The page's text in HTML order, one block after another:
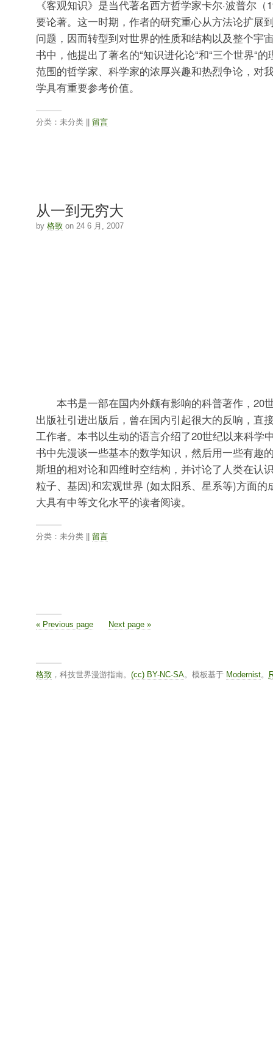
《客观知识》是当代著名西方哲学家卡尔·波普尔（
要论著。这一时期，作者的研究重心从方法论扩展
问题，因而转型到对世界的性质和结构以及整个宇
书中，他提出了著名的“知识进化论“和“三个世界“
范围的哲学家、科学家的浓厚兴趣和热烈争论，对
学具有重要参考价值。
分类：未分类 || 留言
从一到无穷大
by 格致on 24 6 月, 2007
本书是一部在国内外颇有影响的科普著作，20
出版社引进出版后，曾在国内引起很大的反响，直
工作者。本书以生动的语言介绍了20世纪以来科学
书中先漫谈一些基本的数学知识，然后用一些有趣
斯坦的相对论和四维时空结构，并讨论了人类在认
粒子、基因)和宏观世界 (如太阳系、星系等)方面的
大具有中等文化水平的读者阅读。
分类：未分类 || 留言
« Previous page Next page »
格致，科技世界漫游指南。 (cc) BY-NC-SA。模板基于 Modernist。